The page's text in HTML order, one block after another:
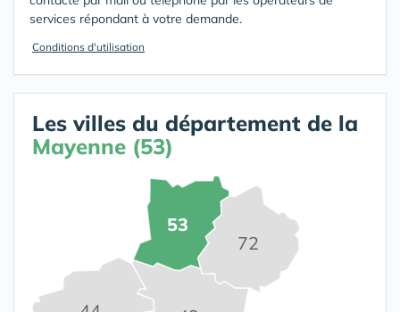
services répondant à votre demande.
Conditions d'utilisation
Les villes du département de la
Mayenne (53)
53
72